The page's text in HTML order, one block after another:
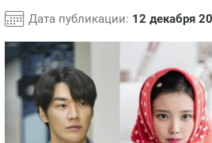
Дата публикации: 12 декабря